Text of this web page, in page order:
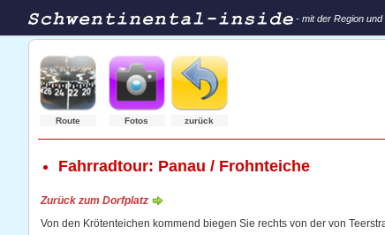
- mit der Region
Route Fotos zurück
Fahrradtour: Panau / Frohnteiche
Zurück zum Dorfplatz
Von den Krötenteichen kommend biegen Sie rechts von der von